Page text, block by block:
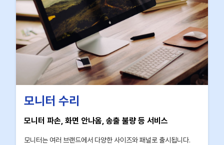
모니터 수리
모니터 파손, 화면 안나옴, 송출 불량 등 서비스
모니터는 여러 브랜드에서 다양한 사이즈와 패널로 출시됩니다.